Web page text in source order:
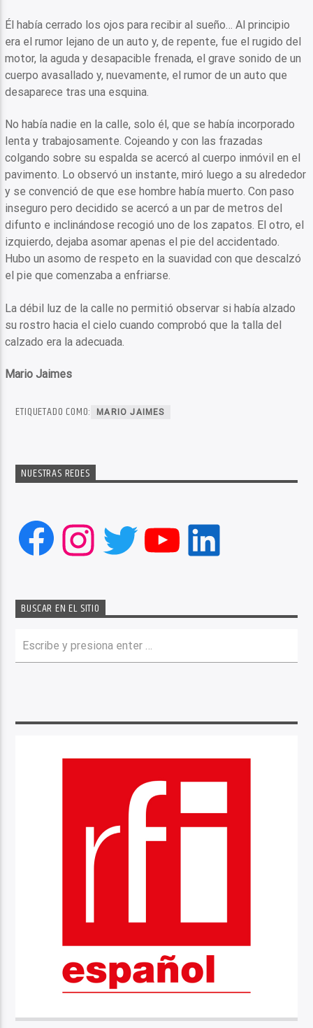
Él había cerrado los ojos para recibir al sueño… Al principio
era el rumor lejano de un auto y, de repente, fue el rugido del
motor, la aguda y desapacible frenada, el grave sonido de un
cuerpo avasallado y, nuevamente, el rumor de un auto que
desaparece tras una esquina.
No había nadie en la calle, solo él, que se había incorporado
lenta y trabajosamente. Cojeando y con las frazadas
colgando sobre su espalda se acercó al cuerpo inmóvil en el
pavimento. Lo observó un instante, miró luego a su alrededor
y se convenció de que ese hombre había muerto. Con paso
inseguro pero decidido se acercó a un par de metros del
difunto e inclinándose recogió uno de los zapatos. El otro, el
izquierdo, dejaba asomar apenas el pie del accidentado.
Hubo un asomo de respeto en la suavidad con que descalzó
el pie que comenzaba a enfriarse.
La débil luz de la calle no permitió observar si había alzado
su rostro hacia el cielo cuando comprobó que la talla del
calzado era la adecuada.
Mario Jaimes
ETIQUETADO COMO: MARIO JAIMES
NUESTRAS REDES
Facebook
Instagram
Twitter
YouTube
LinkedIn
BUSCAR EN EL SITIO